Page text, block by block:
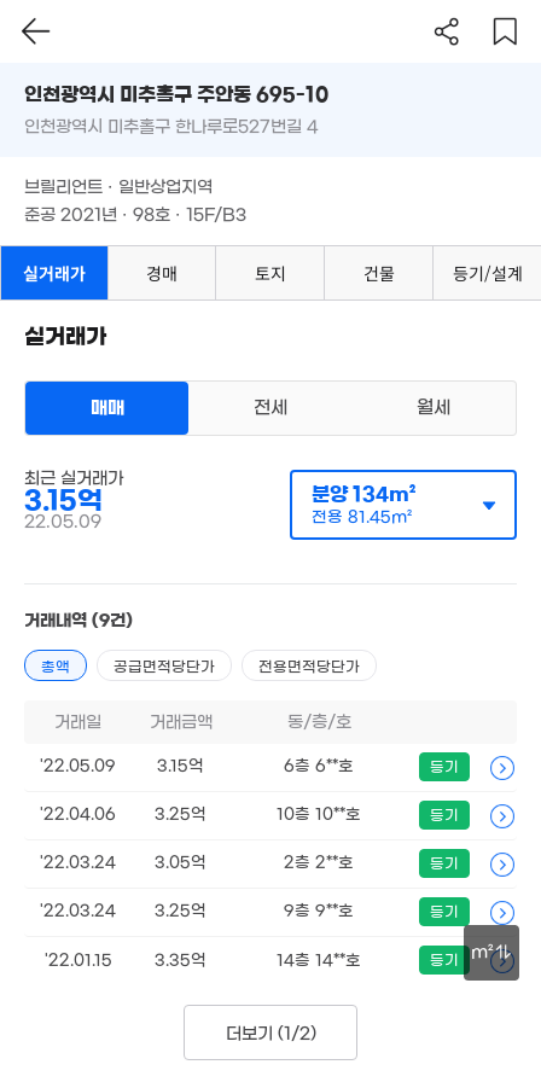
경매
만
55m²
7,500
42m²
51m²
1억
56m²
7,000만
41m²
'25. 08
1.53억
1.13억
공급134m²/전용81m²
계약일 '22. 05
6.65억
2.2억
69m²
'21. 08
14.7억
2억
'21. 07
1.4억
45m²
6,500
34m²
억
02
억
'20. 10
'20. 05
4.8억
'19. 08
'19. 04
2.45억
'18. 09
'15. 10
필터 매물 탐색
인천시 미추홀구 주안동 695-10
준공 2021년 · 98호 · 15F/B3
m²
인천광역시 미추홀구 주안동 695-10
인천광역시 미추홀구 한나루로527번길 4
브릴리언트 · 일반상업지역
준공 2021년 · 98호 · 15F/B3
실거래가 경매 토지 건물 등기/설계
실거래가
매매 전세 월세
최근 실거래가
3.15억
22.05.09
분양134m²
전용 81.45m²
거래내역 (9건)
총액 공급면적당단가 전용면적당단가
거래일 거래금액 동/층/호
'22.05.09 3.15억 6층 6**호 등기
'22.04.06 3.25억 10층 10**호 등기
'22.03.24 3.05억 2층 2**호 등기
'22.03.24 3.25억 9층 9**호 등기
'22.01.15 3.35억 14층 14**호 등기
더보기 (1/2)